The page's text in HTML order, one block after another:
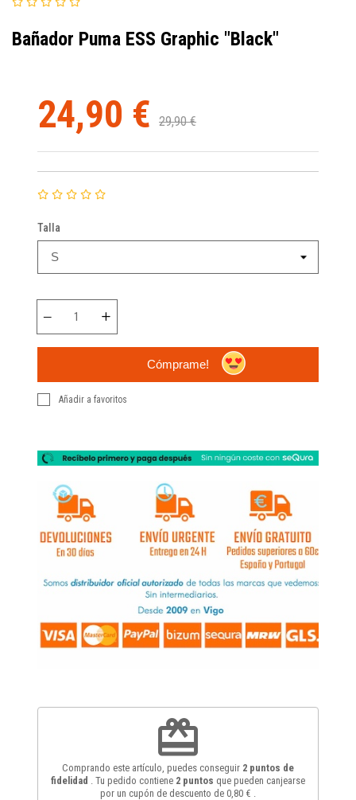
Bañador Puma ESS Graphic "Black"
24,90 € 29,90 €
Talla
Cómprame!
Añadir a favoritos
redeem
Comprando este artículo, puedes conseguir 2 puntos de
fidelidad
. Tu pedido contiene 2 puntos que pueden canjearse
por un cupón de descuento de 0,80 €